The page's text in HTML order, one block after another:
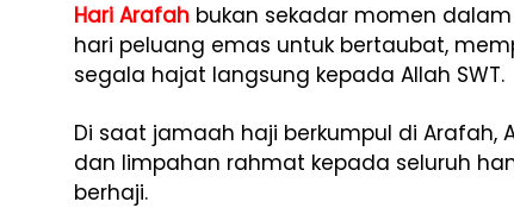
Hari Arafah bukan sekadar momen
hari peluang emas untuk bertaubat,
segala hajat langsung kepada Allah SWT.
Di saat jamaah haji berkumpul di Arafah,
dan limpahan rahmat kepada seluruh
berhaji.